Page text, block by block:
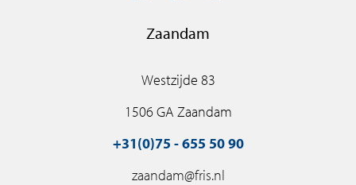
Zaandam
Westzijde 83
1506 GA Zaandam
+31(0)75 - 655 50 90
zaandam@fris.nl